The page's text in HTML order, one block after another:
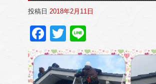
投稿日 2018年2月11日
Facebook
Twitter